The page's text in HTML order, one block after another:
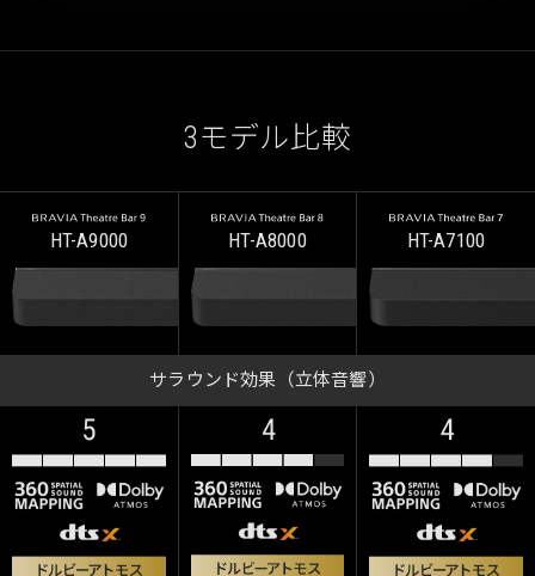
3モデル比較
HT-A9000 HT-A8000 HT-A7100
サラウンド効果（立体音響）